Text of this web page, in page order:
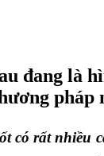
đang là
pháp
có rất nhiều